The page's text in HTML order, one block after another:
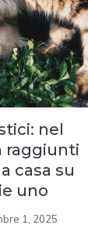
nel
raggiunti
casa su
uno
1, 2025